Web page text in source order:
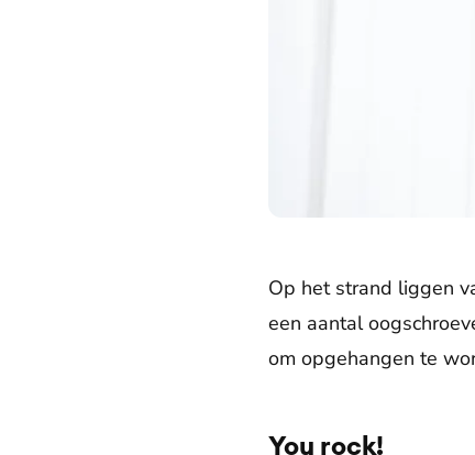
Op het strand liggen
een aantal
om opgehangen te
You rock!